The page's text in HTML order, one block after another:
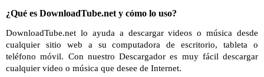
¿Qué es DownloadTube.net y cómo lo uso?
DownloadTube.net lo ayuda a descargar videos o música desde
cualquier sitio web a su computadora de escritorio, tableta o
teléfono móvil. Con nuestro Descargador es muy fácil descargar
cualquier video o música que desee de Internet.